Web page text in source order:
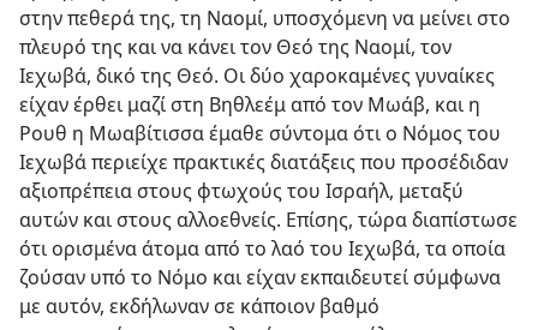
στην πεθερά της, τη Ναομί, υποσχόμενη να μείνει στο
πλευρό της και να κάνει τον Θεό της Ναομί, τον
Ιεχωβά, δικό της Θεό. Οι δύο χαροκαμένες γυναίκες
είχαν έρθει μαζί στη Βηθλεέμ από τον Μωάβ, και η
Ρουθ η Μωαβίτισσα έμαθε σύντομα ότι ο Νόμος του
Ιεχωβά περιείχε πρακτικές διατάξεις που προσέδιδαν
αξιοπρέπεια στους φτωχούς του Ισραήλ, μεταξύ
αυτών και στους αλλοεθνείς. Επίσης, τώρα διαπίστωσε
ότι ορισμένα άτομα από το λαό του Ιεχωβά, τα οποία
ζούσαν υπό το Νόμο και είχαν εκπαιδευτεί σύμφωνα
με αυτόν, εκδήλωναν σε κάποιον βαθμό